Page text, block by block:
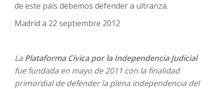
de este país debemos defender a ultranza.
Madrid a 22 septiembre 2012
La Plataforma Cívica por la Independencia Judicial
fue fundada en mayo de 2011 con la finalidad
primordial de defender la plena independencia del